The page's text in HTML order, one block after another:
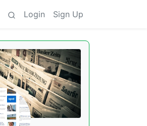
Login Sign Up